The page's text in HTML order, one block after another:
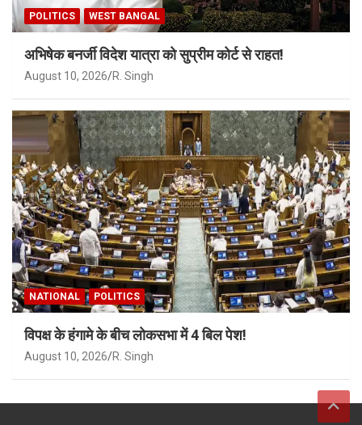
POLITICS WEST BANGAL
अभिषेक बनर्जी विदेश यात्रा को सुप्रीम कोर्ट से राहत!
August 10, 2026 R. Singh
NATIONAL POLITICS
विपक्ष के हंगामे के बीच लोकसभा में 4 बिल पेश!
August 10, 2026 R. Singh